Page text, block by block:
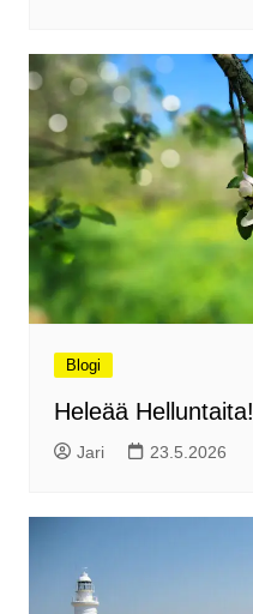
Blogi
Heleää Helluntaita!
Jari 23.5.2026